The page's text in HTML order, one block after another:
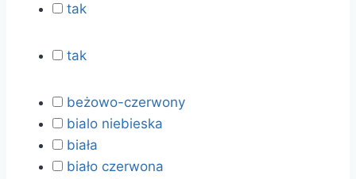
tak
tak
beżowo-czerwony
bialo niebieska
biała
biało czerwona